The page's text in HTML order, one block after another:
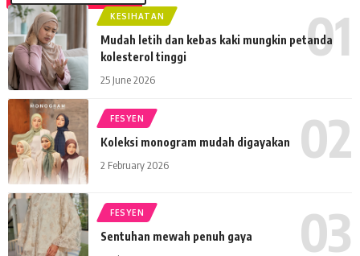
KESIHATAN
Mudah letih dan kebas kaki mungkin petanda
kolesterol tinggi
25 June 2026
FESYEN
Koleksi monogram mudah digayakan
2 February 2026
FESYEN
Sentuhan mewah penuh gaya